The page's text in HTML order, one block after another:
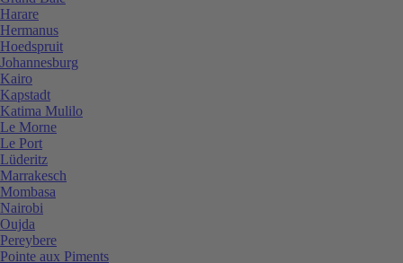
Harare
Hermanus
Hoedspruit
Johannesburg
Kairo
Kapstadt
Katima Mulilo
Le Morne
Le Port
Lüderitz
Marrakesch
Mombasa
Nairobi
Oujda
Pereybere
Pointe aux Piments